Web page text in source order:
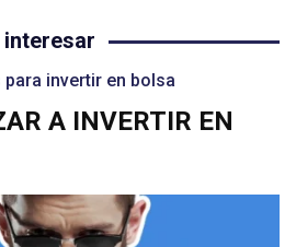
interesar
invertir en bolsa
A INVERTIR EN